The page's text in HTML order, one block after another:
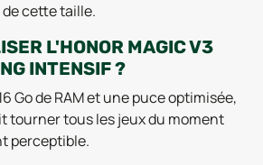
cette taille.
L'HONOR MAGIC V3
INTENSIF ?
Go de RAM et une puce optimisée,
tourner tous les jeux du moment
perceptible.